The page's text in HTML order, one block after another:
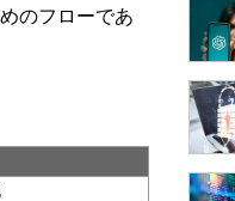
のフローであ